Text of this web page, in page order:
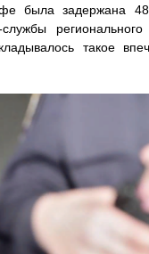
была задержана
такое